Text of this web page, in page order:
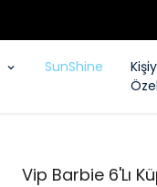
SunShine
Özel
Vip Barbie 6'Lı